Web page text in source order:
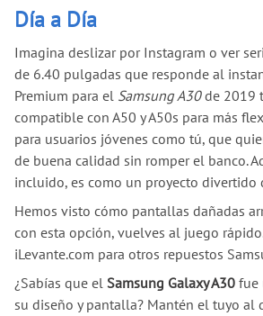
Día a Día
Imagina deslizar por Instagram o ver
de 6.40 pulgadas que responde al
Premium para el Samsung A30de 2019
compatible con A50 y A50s para más
para usuarios jóvenes como tú, que
de buena calidad sin romper el banco.
incluido, es como un proyecto divertido
Hemos visto cómo pantallas dañadas
con esta opción, vuelves al juego
iLevante.com para otros repuestos
¿Sabías que el Samsung Galaxy A30 fue
su diseño y pantalla? Mantén el tuyo al